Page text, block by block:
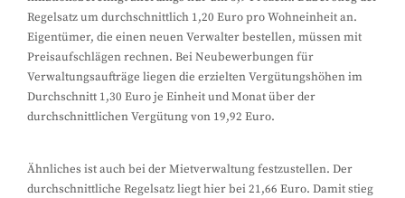
Regelsatz um durchschnittlich 1,20 Euro pro Wohneinheit an.
Eigentümer, die einen neuen Verwalter bestellen, müssen mit
Preisaufschlägen rechnen. Bei Neubewerbungen für
Verwaltungsaufträge liegen die erzielten Vergütungshöhen im
Durchschnitt 1,30 Euro je Einheit und Monat über der
durchschnittlichen Vergütung von 19,92 Euro.
Ähnliches ist auch bei der Mietverwaltung festzustellen. Der
durchschnittliche Regelsatz liegt hier bei 21,66 Euro. Damit stieg